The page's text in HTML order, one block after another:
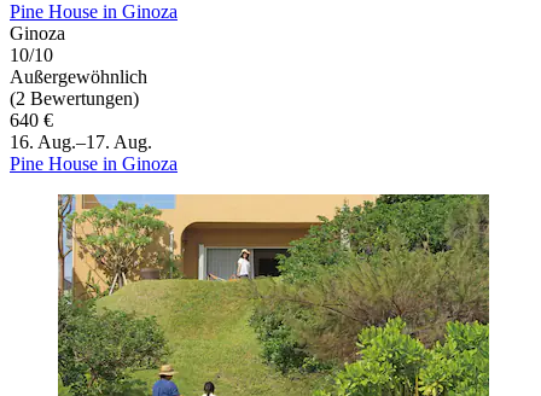
Pine House in Ginoza
Ginoza
10/10
Außergewöhnlich
(2 Bewertungen)
640 €
16. Aug.–17. Aug.
Pine House in Ginoza